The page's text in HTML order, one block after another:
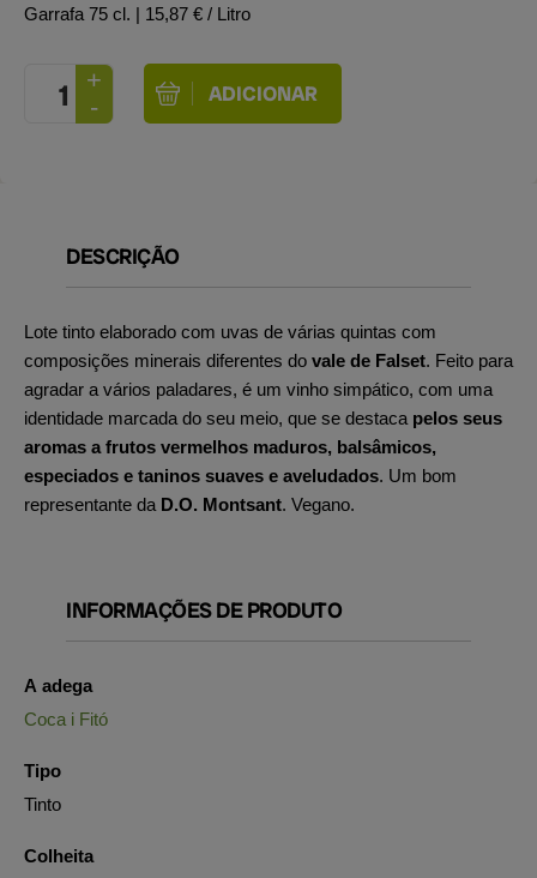
Garrafa 75 cl. | 15,87 € / Litro
DESCRIÇÃO
Lote tinto elaborado com uvas de várias quintas com
composições minerais diferentes do vale de Falset. Feito para
agradar a vários paladares, é um vinho simpático, com uma
identidade marcada do seu meio, que se destaca pelos seus
aromas a frutos vermelhos maduros, balsâmicos,
especiados e taninos suaves e aveludados. Um bom
representante da D.O. Montsant. Vegano.
INFORMAÇÕES DE PRODUTO
A adega
Coca i Fitó
Tipo
Tinto
Colheita